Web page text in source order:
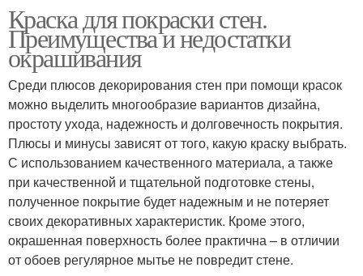
Акриловые краски
оформления
Краска для потолка Силиконовые краски
Краска для дерева Популярные краски
Краска на масляной
Краска для покраски стен.
Преимущества и недостатки
окрашивания
Среди плюсов декорирования стен при помощи красок
можно выделить многообразие вариантов дизайна,
простоту ухода, надежность и долговечность покрытия.
Плюсы и минусы зависят от того, какую краску выбрать.
С использованием качественного материала, а также
при качественной и тщательной подготовке стены,
полученное покрытие будет надежным и не потеряет
своих декоративных характеристик. Кроме этого,
окрашенная поверхность более практична – в отличии
от обоев регулярное мытье не повредит стене.